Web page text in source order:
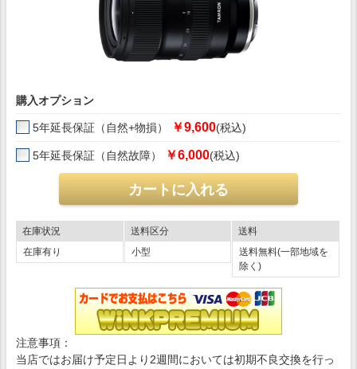
購入オプション
5年延長保証（自然+物損） ￥9,600(税込)
5年延長保証（自然故障） ￥6,000(税込)
在庫状況
在庫有り
送料区分
小型
送料
送料無料(一部地域を
除く)
注意事項：
当店ではお届け予定日より2週間においては初期不良交換を行っ